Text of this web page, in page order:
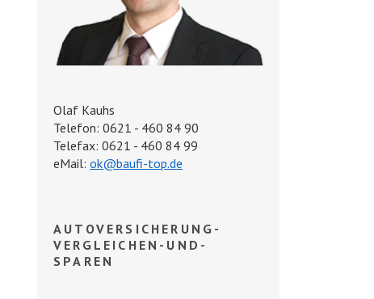
Olaf Kauhs
Telefon: 0621 - 460 84 90
Telefax: 0621 - 460 84 99
eMail: ok@baufi-top.de
AUTOVERSICHERUNG-
VERGLEICHEN-UND-
SPAREN